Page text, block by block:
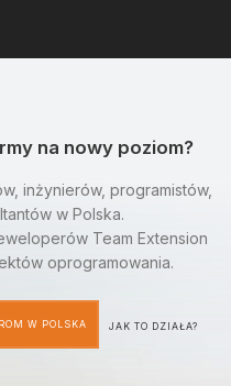
na nowy poziom?
inżynierów, programistów,
w Polska.
Team Extension
oprogramowania.
W POLSKA JAK TO DZIAŁA?